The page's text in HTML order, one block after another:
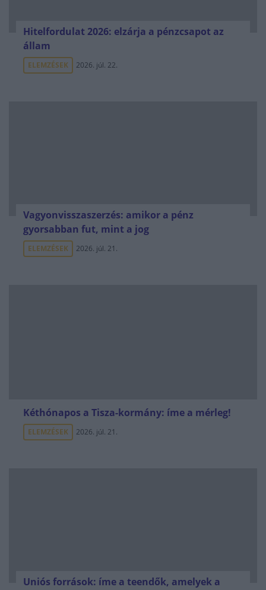
Hitelfordulat 2026: elzárja a pénzcsapot az
állam
ELEMZÉSEK 2026. júl. 22.
Vagyonvisszaszerzés: amikor a pénz
gyorsabban fut, mint a jog
ELEMZÉSEK 2026. júl. 21.
Kéthónapos a Tisza-kormány: íme a mérleg!
ELEMZÉSEK 2026. júl. 21.
Uniós források: íme a teendők, amelyek a